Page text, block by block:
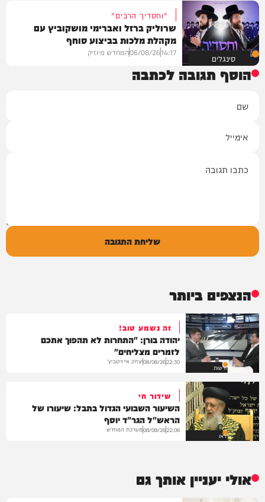
סינגלים
"וחסדיך הרבים"
שרוליק ברזל ואברימי מושקוביץ עם
מקהלת מלכות בביצוע סוחף
14:17
06/08/26המחדש מיוזיק
הוסף תגובה לכתבה
שליחת התגובה
הנצפים ביותר
חדשות
זה נשמע טוב!
יהודה בורן: "התחרות לא תהפוך אתכם
לזמרים מצליחים"
22:30
08/08/26יצחק אייזיקוביץ'
וידאו
שידור חי
השיעור השבועי הגדול בתבל: שיעורו של
הראש"ל הגר"ד יוסף
22:06
08/08/26מערכת המחדש
אולי יעניין אותך גם